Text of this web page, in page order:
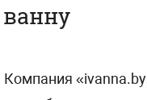
Компания